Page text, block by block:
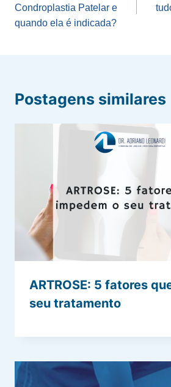
Post
Condroplastia Patelar e
quando ela é indicada?
Postagens similares
ARTROSE: 5 fatores
seu tratamento